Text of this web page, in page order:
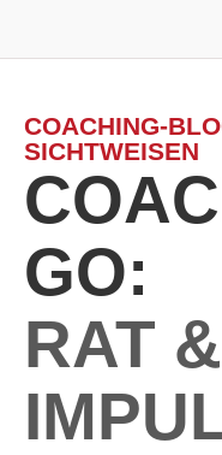
COACHING-
SICHTWEISEN
GO:
RAT &